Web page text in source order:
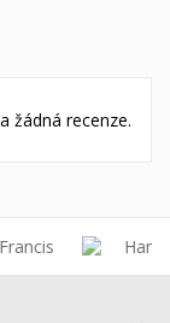
žádná recenze.